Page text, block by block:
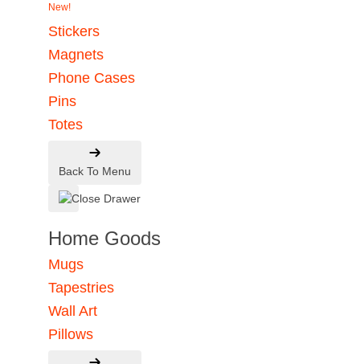
New!
Stickers
Magnets
Phone Cases
Pins
Totes
Back To Menu
Home Goods
Mugs
Tapestries
Wall Art
Pillows